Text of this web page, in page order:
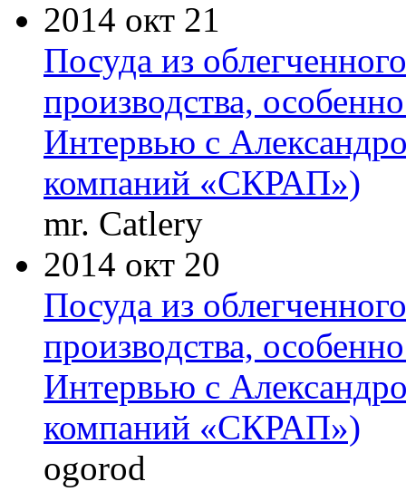
2014 окт 21
Посуда из
производства,
Интервью с
компаний «СКРАП»)
mr. Catlery
2014 окт 20
Посуда из
производства,
Интервью с
компаний «СКРАП»)
ogorod